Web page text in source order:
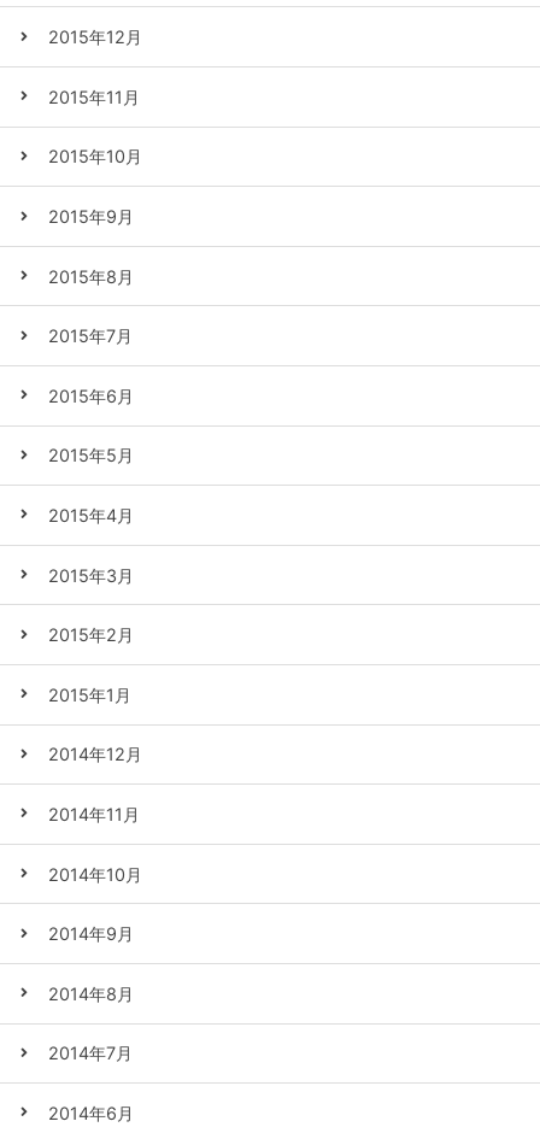
2015年12月
2015年11月
2015年10月
2015年9月
2015年8月
2015年7月
2015年6月
2015年5月
2015年4月
2015年3月
2015年2月
2015年1月
2014年12月
2014年11月
2014年10月
2014年9月
2014年8月
2014年7月
2014年6月